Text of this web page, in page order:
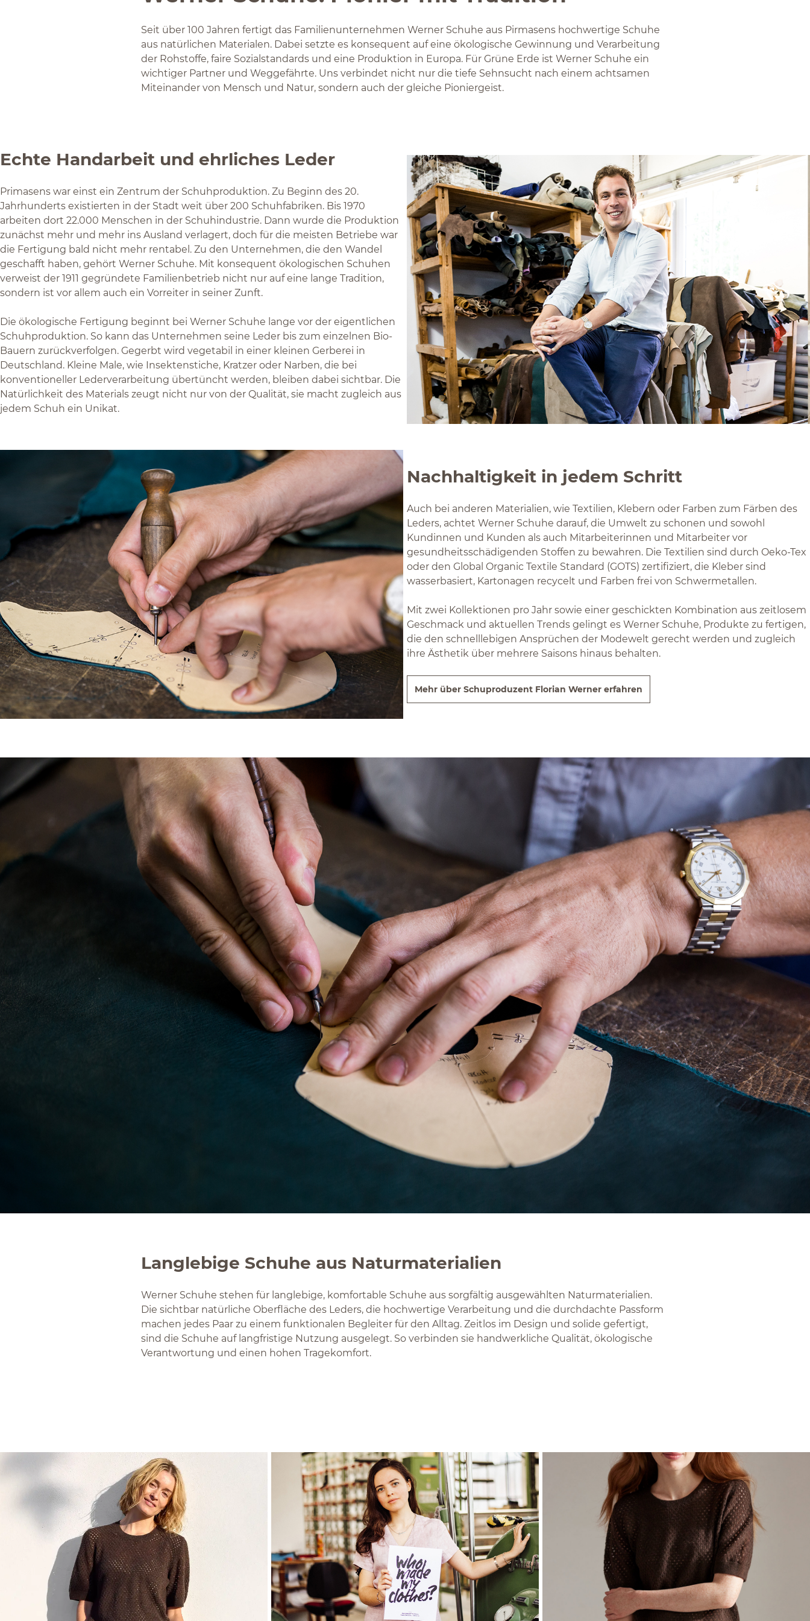
Seit über 100 Jahren fertigt das Familienunternehmen Werner Schuhe aus Pirmasens hochwertige Schuhe
aus natürlichen Materialen. Dabei setzte es konsequent auf eine ökologische Gewinnung und Verarbeitung
der Rohstoffe, faire Sozialstandards und eine Produktion in Europa. Für Grüne Erde ist Werner Schuhe ein
wichtiger Partner und Weggefährte. Uns verbindet nicht nur die tiefe Sehnsucht nach einem achtsamen
Miteinander von Mensch und Natur, sondern auch der gleiche Pioniergeist.
Echte Handarbeit und ehrliches Leder
Primasens war einst ein Zentrum der Schuhproduktion. Zu Beginn des 20.
Jahrhunderts existierten in der Stadt weit über 200 Schuhfabriken. Bis 1970
arbeiten dort 22.000 Menschen in der Schuhindustrie. Dann wurde die Produktion
zunächst mehr und mehr ins Ausland verlagert, doch für die meisten Betriebe war
die Fertigung bald nicht mehr rentabel. Zu den Unternehmen, die den Wandel
geschafft haben, gehört Werner Schuhe. Mit konsequent ökologischen Schuhen
verweist der 1911 gegründete Familienbetrieb nicht nur auf eine lange Tradition,
sondern ist vor allem auch ein Vorreiter in seiner Zunft.
Die ökologische Fertigung beginnt bei Werner Schuhe lange vor der eigentlichen
Schuhproduktion. So kann das Unternehmen seine Leder bis zum einzelnen Bio-
Bauern zurückverfolgen. Gegerbt wird vegetabil in einer kleinen Gerberei in
Deutschland. Kleine Male, wie Insektenstiche, Kratzer oder Narben, die bei
konventioneller Lederverarbeitung übertüncht werden, bleiben dabei sichtbar. Die
Natürlichkeit des Materials zeugt nicht nur von der Qualität, sie macht zugleich aus
jedem Schuh ein Unikat.
Nachhaltigkeit in jedem Schritt
Auch bei anderen Materialien, wie Textilien, Klebern oder Farben zum Färben des
Leders, achtet Werner Schuhe darauf, die Umwelt zu schonen und sowohl
Kundinnen und Kunden als auch Mitarbeiterinnen und Mitarbeiter vor
gesundheitsschädigenden Stoffen zu bewahren. Die Textilien sind durch Oeko-Tex
oder den Global Organic Textile Standard (GOTS) zertifiziert, die Kleber sind
wasserbasiert, Kartonagen recycelt und Farben frei von Schwermetallen.
Mit zwei Kollektionen pro Jahr sowie einer geschickten Kombination aus zeitlosem
Geschmack und aktuellen Trends gelingt es Werner Schuhe, Produkte zu fertigen,
die den schnelllebigen Ansprüchen der Modewelt gerecht werden und zugleich
ihre Ästhetik über mehrere Saisons hinaus behalten.
Mehr über Schuproduzent Florian Werner erfahren
Langlebige Schuhe aus Naturmaterialien
Werner Schuhe stehen für langlebige, komfortable Schuhe aus sorgfältig ausgewählten Naturmaterialien.
Die sichtbar natürliche Oberfläche des Leders, die hochwertige Verarbeitung und die durchdachte Passform
machen jedes Paar zu einem funktionalen Begleiter für den Alltag. Zeitlos im Design und solide gefertigt,
sind die Schuhe auf langfristige Nutzung ausgelegt. So verbinden sie handwerkliche Qualität, ökologische
Verantwortung und einen hohen Tragekomfort.